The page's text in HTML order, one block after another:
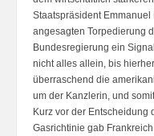
Staatspräsident
angesagten Torpedierung
Bundesregierung ein
nicht alles allein, bis
überraschend die
um der Kanzlerin, und
Kurz vor der Entscheidung
Gasrichtinie gab